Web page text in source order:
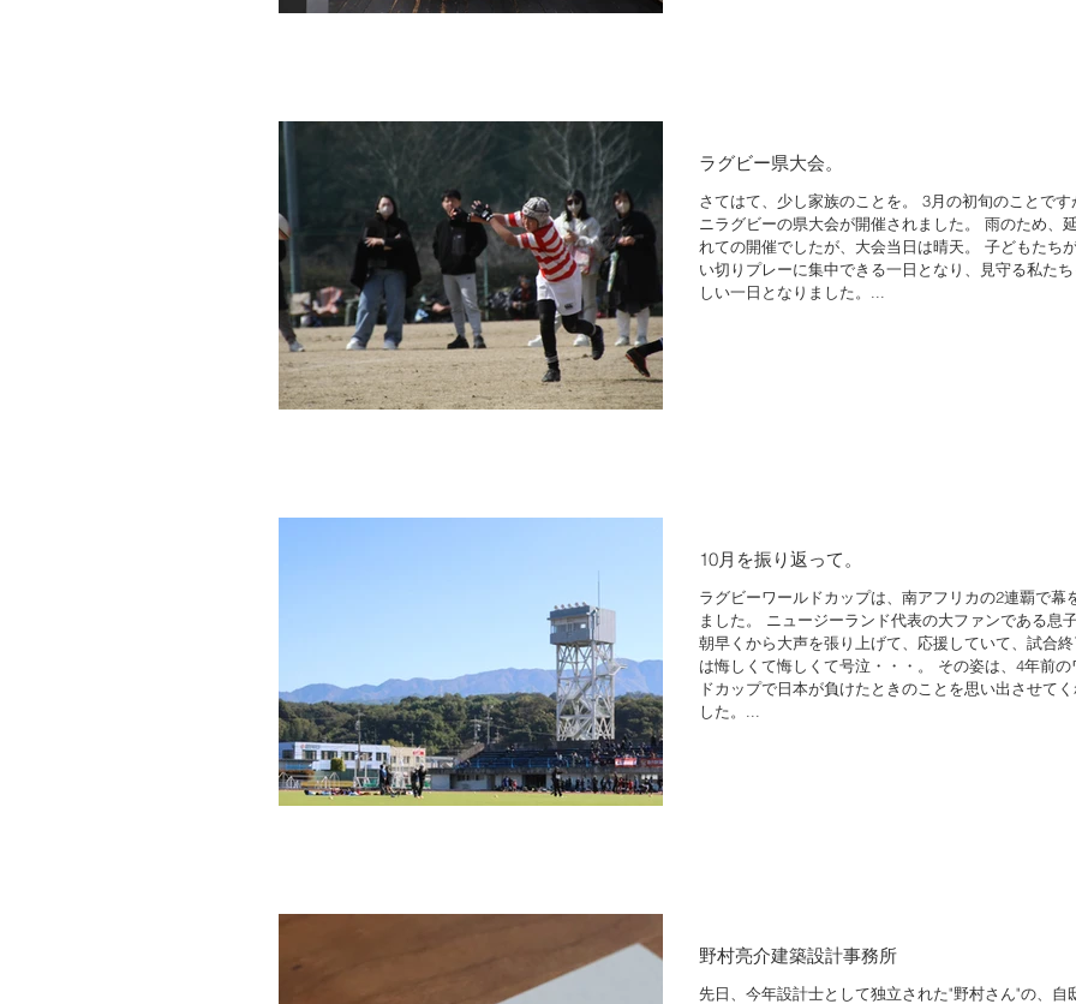
ラグビー県大会。
さてはて、少し家族のことを。 3月の初旬のことです
ニラグビーの県大会が開催されました。 雨のため、
れての開催でしたが、大会当日は晴天。 子どもたち
い切りプレーに集中できる一日となり、見守る私た
しい一日となりました。...
10月を振り返って。
ラグビーワールドカップは、南アフリカの2連覇で幕
ました。 ニュージーランド代表の大ファンである息子
朝早くから大声を張り上げて、応援していて、試合終
は悔しくて悔しくて号泣・・・。 その姿は、4年前の
ドカップで日本が負けたときのことを思い出させてく
した。...
野村亮介建築設計事務所
先日、今年設計士として独立された"野村さん"の、自